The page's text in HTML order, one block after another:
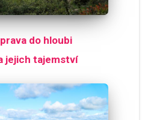
do hloubi
jejich tajemství